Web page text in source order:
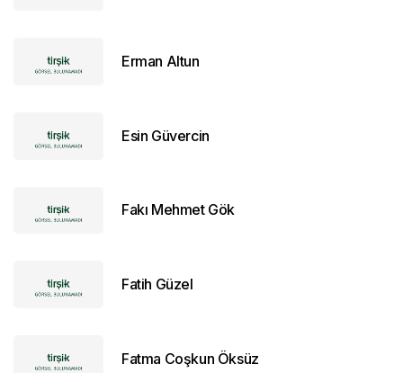
Erman Altun
Esin Güvercin
Fakı Mehmet Gök
Fatih Güzel
Fatma Coşkun Öksüz